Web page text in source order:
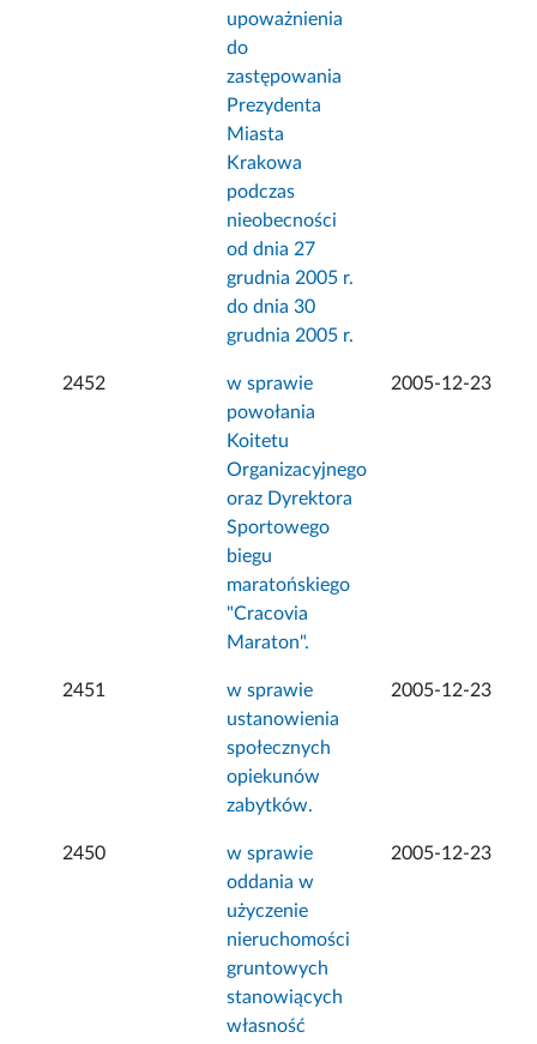
upoważnienia
do
zastępowania
Prezydenta
Miasta
Krakowa
podczas
nieobecności
od dnia 27
grudnia 2005 r.
do dnia 30
grudnia 2005 r.
2452
w sprawie
powołania
Koitetu
Organizacyjnego
oraz Dyrektora
Sportowego
biegu
maratońskiego
"Cracovia
Maraton".
2005-12-23
2451
w sprawie
ustanowienia
społecznych
opiekunów
zabytków.
2005-12-23
2450
w sprawie
oddania w
użyczenie
nieruchomości
gruntowych
stanowiących
własność
2005-12-23